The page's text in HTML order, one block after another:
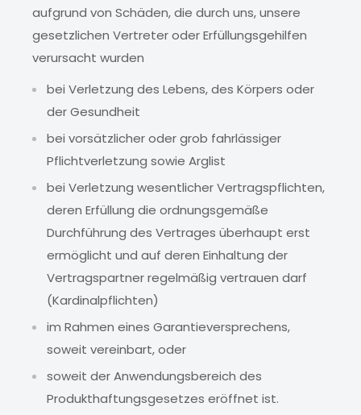
aufgrund von Schäden, die durch uns, unsere
gesetzlichen Vertreter oder Erfüllungsgehilfen
verursacht wurden
bei Verletzung des Lebens, des Körpers oder
der Gesundheit
bei vorsätzlicher oder grob fahrlässiger
Pflichtverletzung sowie Arglist
bei Verletzung wesentlicher Vertragspflichten,
deren Erfüllung die ordnungsgemäße
Durchführung des Vertrages überhaupt erst
ermöglicht und auf deren Einhaltung der
Vertragspartner regelmäßig vertrauen darf
(Kardinalpflichten)
im Rahmen eines Garantieversprechens,
soweit vereinbart, oder
soweit der Anwendungsbereich des
Produkthaftungsgesetzes eröffnet ist.